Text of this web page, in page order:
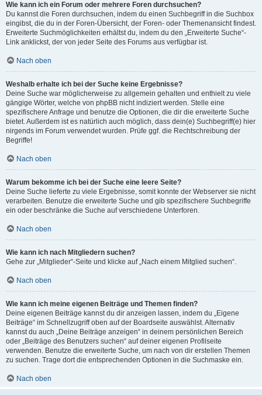
Wie kann ich ein Forum oder mehrere Foren durchsuchen?
Du kannst die Foren durchsuchen, indem du einen Suchbegriff in die Suchbox
eingibst, die du in der Foren-Übersicht, der Foren- oder Themenansicht findest.
Erweiterte Suchmöglichkeiten erhältst du, indem du den „Erweiterte Suche“-
Link anklickst, der von jeder Seite des Forums aus verfügbar ist.
Nach oben
Weshalb erhalte ich bei der Suche keine Ergebnisse?
Deine Suche war möglicherweise zu allgemein gehalten und enthielt zu viele
gängige Wörter, welche von phpBB nicht indiziert werden. Stelle eine
spezifischere Anfrage und benutze die Optionen, die dir die erweiterte Suche
bietet. Außerdem ist es natürlich auch möglich, dass dein(e) Suchbegriff(e) hier
nirgends im Forum verwendet wurden. Prüfe ggf. die Rechtschreibung der
Begriffe!
Nach oben
Warum bekomme ich bei der Suche eine leere Seite?
Deine Suche lieferte zu viele Ergebnisse, somit konnte der Webserver sie nicht
verarbeiten. Benutze die erweiterte Suche und gib spezifischere Suchbegriffe
ein oder beschränke die Suche auf verschiedene Unterforen.
Nach oben
Wie kann ich nach Mitgliedern suchen?
Gehe zur „Mitglieder“-Seite und klicke auf „Nach einem Mitglied suchen“.
Nach oben
Wie kann ich meine eigenen Beiträge und Themen finden?
Deine eigenen Beiträge kannst du dir anzeigen lassen, indem du „Eigene
Beiträge“ im Schnellzugriff oben auf der Boardseite auswählst. Alternativ
kannst du auch „Deine Beiträge anzeigen“ in deinem persönlichen Bereich
oder „Beiträge des Benutzers suchen“ auf deiner eigenen Profilseite
verwenden. Benutze die erweiterte Suche, um nach von dir erstellen Themen
zu suchen. Trage dort die entsprechenden Optionen in die Suchmaske ein.
Nach oben